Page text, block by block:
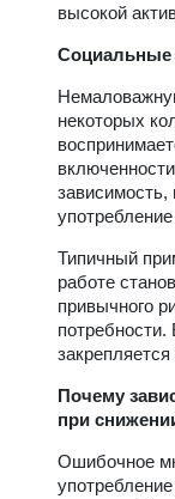
высокой
Социальные
некоторых
зависимость,
Типичный
работе
привычного
потребности.
Почему
при
Ошибочное